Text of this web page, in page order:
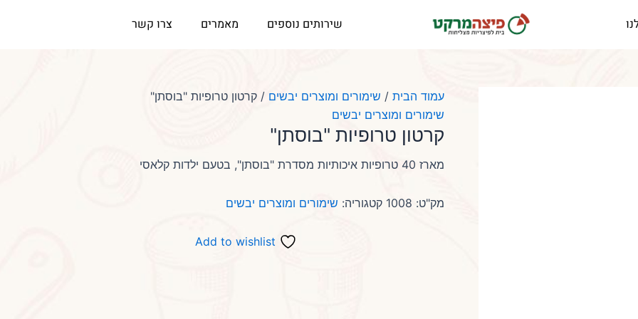
שירותים נוספים מאמרים צרו קשר
עמוד הבית / שימורים ומוצרים יבשים / קרטון טרופיות "בוסתן"
שימורים ומוצרים יבשים
קרטון טרופיות "בוסתן"
מארז 40 טרופיות איכותיות מסדרת "בוסתן", בטעם ילדות קלאסי
מק"ט: 1008 קטגוריה: שימורים ומוצרים יבשים
Add to wishlist